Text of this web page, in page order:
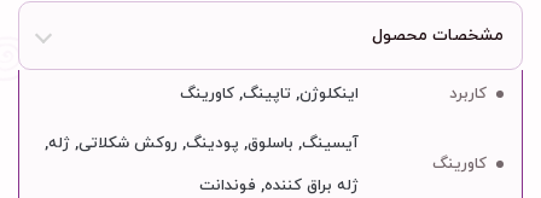
مشخصات محصول
کاربرد اینکلوژن, تاپینگ, کاورینگ
کاورینگ
آیسینگ, باسلوق, پودینگ, روکش شکلاتی, ژله,
ژله براق کننده, فوندانت